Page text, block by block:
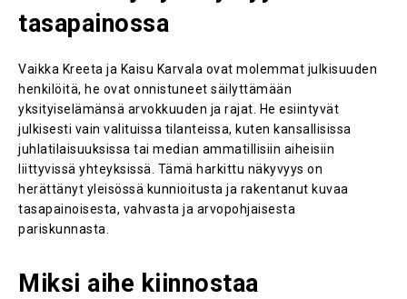
tasapainossa
Vaikka Kreeta ja Kaisu Karvala ovat molemmat julkisuuden
henkilöitä, he ovat onnistuneet säilyttämään
yksityiselämänsä arvokkuuden ja rajat. He esiintyvät
julkisesti vain valituissa tilanteissa, kuten kansallisissa
juhlatilaisuuksissa tai median ammatillisiin aiheisiin
liittyvissä yhteyksissä. Tämä harkittu näkyvyys on
herättänyt yleisössä kunnioitusta ja rakentanut kuvaa
tasapainoisesta, vahvasta ja arvopohjaisesta
pariskunnasta.
Miksi aihe kiinnostaa